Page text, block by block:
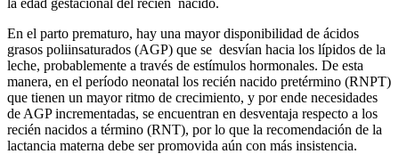
En el parto prematuro, hay una mayor disponibilidad de ácidos
grasos poliinsaturados (AGP) que se desvían hacia los lípidos de la
leche, probablemente a través de estímulos hormonales. De esta
manera, en el período neonatal los recién nacido pretérmino (RNPT)
que tienen un mayor ritmo de crecimiento, y por ende necesidades
de AGP incrementadas, se encuentran en desventaja respecto a los
recién nacidos a término (RNT), por lo que la recomendación de la
lactancia materna debe ser promovida aún con más insistencia.